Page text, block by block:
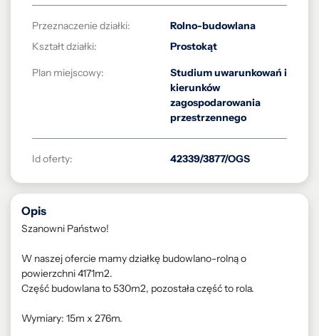
Przeznaczenie działki:
Rolno-budowlana
Kształt działki:
Prostokąt
Plan miejscowy:
Studium uwarunkowań i
kierunków
zagospodarowania
przestrzennego
Id oferty: 42339/3877/OGS
Opis
Szanowni Państwo!
W naszej ofercie mamy działkę budowlano-rolną o
powierzchni 4171m2.
Część budowlana to 530m2, pozostała część to rola.
Wymiary: 15m x 276m.